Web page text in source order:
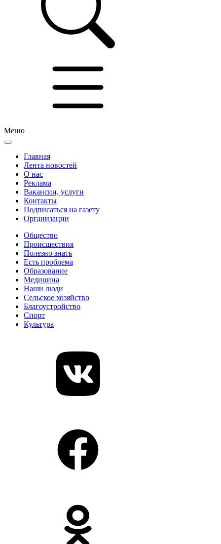
Меню
Главная
Лента новостей
О нас
Реклама
Вакансии, услуги
Контакты
Подписаться на газету
Организации
Общество
Происшествия
Полезно знать
Есть проблема
Образование
Медицина
Наши люди
Сельское хозяйство
Благоустройство
Спорт
Культура